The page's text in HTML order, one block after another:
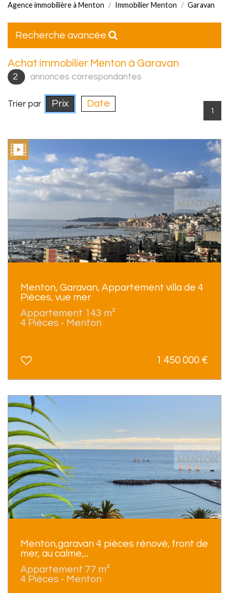
Agence immobilière à Menton Immobilier Menton Garavan
Recherche avancée
Achat immobilier Menton à Garavan
2 annonces correspondantes
Trier par Prix Date
1
Menton, Garavan, Appartement villa de 4
Pièces, vue mer
Appartement 143 m²
4 Pièces - Menton
1 450 000 €
Menton,garavan 4 pièces rénové, front de
mer, au calme,...
Appartement 77 m²
4 Pièces - Menton